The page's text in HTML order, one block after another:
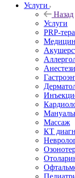
Услуги
Назад
Услуги
PRP-
Массаж
КТ